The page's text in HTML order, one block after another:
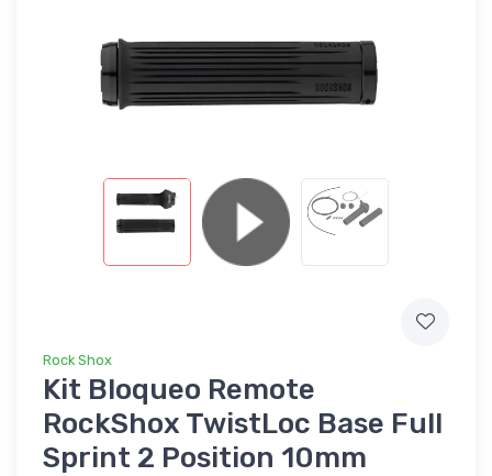
Rock Shox
Kit Bloqueo Remote
RockShox TwistLoc Base Full
Sprint 2 Position 10mm